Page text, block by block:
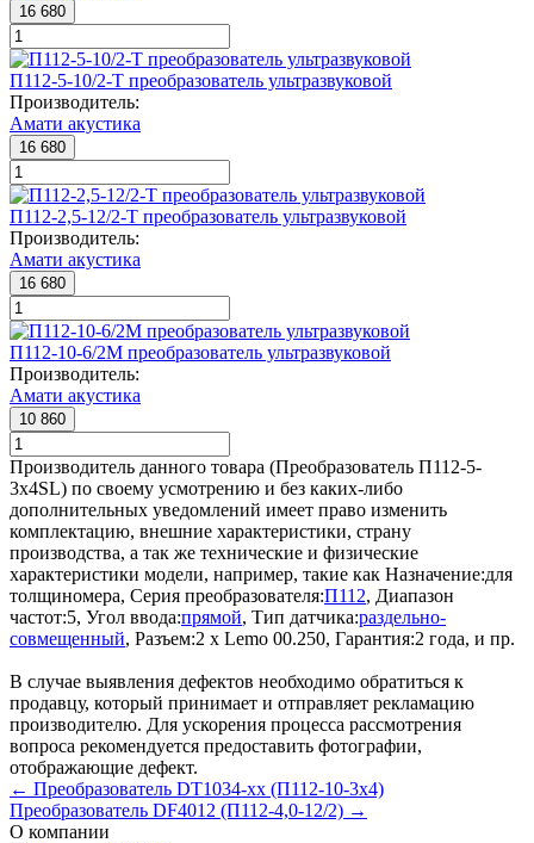
16 680
П112-5-10/2-Т преобразователь ультразвуковой
Производитель:
Амати акустика
16 680
П112-2,5-12/2-Т преобразователь ультразвуковой
Производитель:
Амати акустика
16 680
П112-10-6/2М преобразователь ультразвуковой
Производитель:
Амати акустика
10 860
Производитель данного товара (Преобразователь П112-5-
3x4SL) по своему усмотрению и без каких-либо
дополнительных уведомлений имеет право изменить
комплектацию, внешние характеристики, страну
производства, а так же технические и физические
характеристики модели, например, такие как Назначение:для
толщиномера, Серия преобразователя:П112, Диапазон
частот:5, Угол ввода:прямой, Тип датчика:раздельно-
совмещенный, Разъем:2 х Lemo 00.250, Гарантия:2 года, и пр.
В случае выявления дефектов необходимо обратиться к
продавцу, который принимает и отправляет рекламацию
производителю. Для ускорения процесса рассмотрения
вопроса рекомендуется предоставить фотографии,
отображающие дефект.
← Преобразователь DT1034-xx (П112-10-3x4)
Преобразователь DF4012 (П112-4,0-12/2) →
О компании